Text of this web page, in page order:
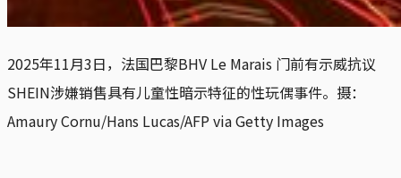
2025年11月3日，法国巴黎BHV Le Marais 门前有示威抗议
SHEIN涉嫌销售具有儿童性暗示特征的性玩偶事件。摄：
Amaury Cornu/Hans Lucas/AFP via Getty Images